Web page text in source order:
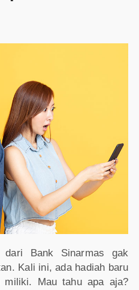
Bank Sinarmas gak
Kali ini, ada hadiah baru
miliki. Mau tahu apa aja?